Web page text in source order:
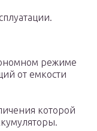
режиме
от емкости
которой